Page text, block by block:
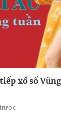
xổ số